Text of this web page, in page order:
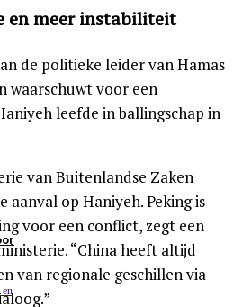
en meer instabiliteit
de politieke leider van Hamas
waarschuwt voor een
leefde in ballingschap in
van Buitenlandse Zaken
op Haniyeh. Peking is
voor een conflict, zegt een
“China heeft altijd
van regionale geschillen via